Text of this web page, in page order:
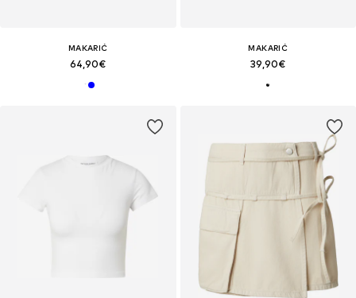
MAKARIĆ
64,90€
MAKARIĆ
39,90€